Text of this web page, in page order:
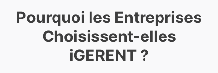
Pourquoi les Entreprises
Choisissent-elles
iGERENT ?